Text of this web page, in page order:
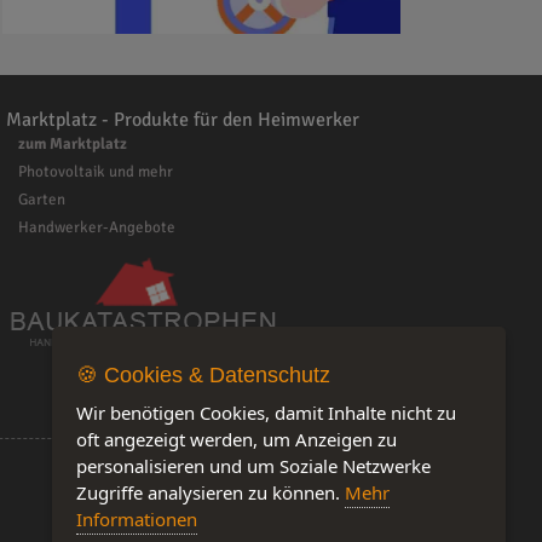
Marktplatz - Produkte für den Heimwerker
zum Marktplatz
Photovoltaik und mehr
Garten
Handwerker-Angebote
🍪 Cookies & Datenschutz
Wir benötigen Cookies, damit Inhalte nicht zu
oft angezeigt werden, um Anzeigen zu
personalisieren und um Soziale Netzwerke
Zugriffe analysieren zu können. Mehr
Informationen